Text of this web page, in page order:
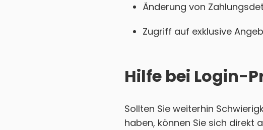
Änderung von
Zugriff auf exklusive
Hilfe bei Login-
Sollten Sie weiterhin
haben, können Sie sich direkt